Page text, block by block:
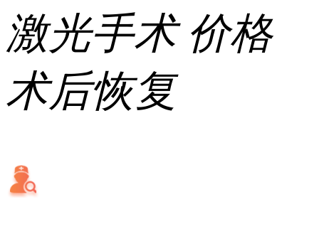
激光手术 价格
术后恢复